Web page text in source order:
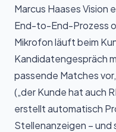
Marcus Haases Vision
End-to-End-Prozess
Mikrofon läuft beim
Kandidatengespräch
passende Matches
(„der Kunde hat auch
erstellt automatisch
Stellenanzeigen – und